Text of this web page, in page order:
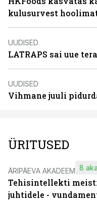
kulusurvest
UUDISED
LATRAPS sai uue
UUDISED
Vihmane juuli
ÜRITUSED
ÄRIPÄEVA AKADEEMIA
Tehisintellekti
juhtidele -
8